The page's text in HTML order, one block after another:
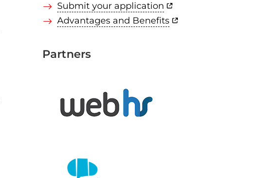
Submit your application
Advantages and Benefits
Partners